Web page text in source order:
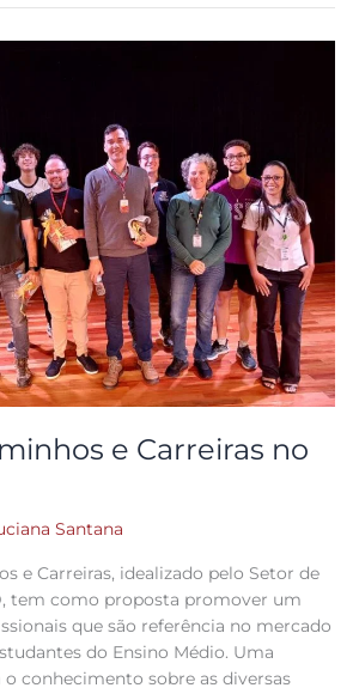
e Carreiras no
Santana
e Carreiras, idealizado pelo Setor de
tem como proposta promover um
que são referência no mercado
do Ensino Médio. Uma
conhecimento sobre as diversas